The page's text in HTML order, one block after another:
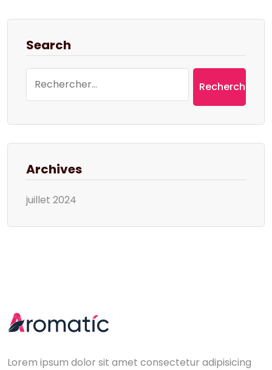
Search
Archives
juillet 2024
Lorem ipsum dolor sit amet consectetur adipisicing